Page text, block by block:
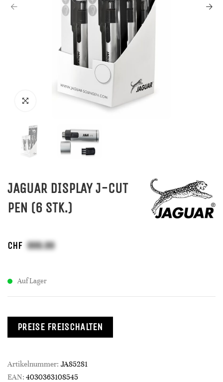
JAGUAR DISPLAY J-CUT
PEN (6 STK.)
CHF
Auf Lager
PREISE FREISCHALTEN
Artikelnummer: JA85281
EAN: 4030363108545